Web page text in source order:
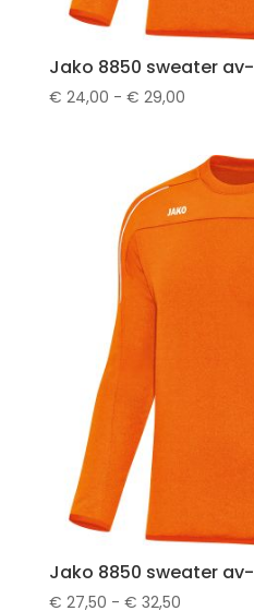
Jako 8850 sweater
€ 24,00 - € 29,00Prijsklasse:
€ 29,00
Jako 8850 sweater
€ 27,50 - € 32,50Prijsklasse: